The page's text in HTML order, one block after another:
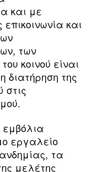
και με
και
των
κοινού είναι
διατήρηση της
στις
εργαλείο
τα
μελέτης